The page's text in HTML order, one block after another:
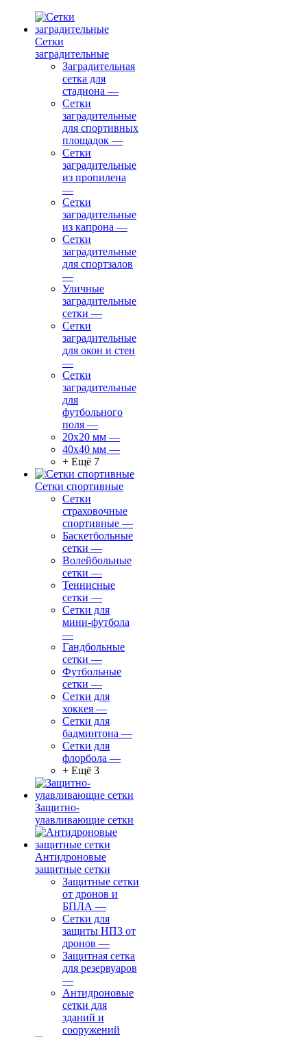
Сетки
заградительные
Заградительная
сетка для
стадиона —
Сетки
заградительные
для спортивных
площадок —
Сетки
заградительные
из пропилена
—
Сетки
заградительные
из капрона —
Сетки
заградительные
для спортзалов
—
Уличные
заградительные
сетки —
Сетки
заградительные
для окон и стен
—
Сетки
заградительные
для
футбольного
поля —
20х20 мм —
40х40 мм —
+ Ещё 7
Сетки спортивные
Сетки
страховочные
спортивные —
Баскетбольные
сетки —
Волейбольные
сетки —
Теннисные
сетки —
Сетки для
мини-футбола
—
Гандбольные
сетки —
Футбольные
сетки —
Сетки для
хоккея —
Сетки для
бадминтона —
Сетки для
флорбола —
+ Ещё 3
Защитно-
улавливающие сетки
Антидроновые
защитные сетки
Защитные сетки
от дронов и
БПЛА —
Сетки для
защиты НПЗ от
дронов —
Защитная сетка
для резервуаров
—
Антидроновые
сетки для
зданий и
сооружений